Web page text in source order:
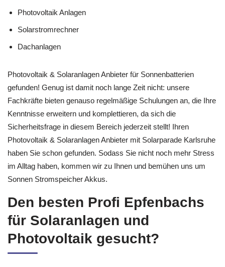
Photovoltaik Anlagen
Solarstromrechner
Dachanlagen
Photovoltaik & Solaranlagen Anbieter für Sonnenbatterien
gefunden! Genug ist damit noch lange Zeit nicht: unsere
Fachkräfte bieten genauso regelmäßige Schulungen an, die Ihre
Kenntnisse erweitern und komplettieren, da sich die
Sicherheitsfrage in diesem Bereich jederzeit stellt! Ihren
Photovoltaik & Solaranlagen Anbieter mit Solarparade Karlsruhe
haben Sie schon gefunden. Sodass Sie nicht noch mehr Stress
im Alltag haben, kommen wir zu Ihnen und bemühen uns um
Sonnen Stromspeicher Akkus.
Den besten Profi Epfenbachs
für Solaranlagen und
Photovoltaik gesucht?